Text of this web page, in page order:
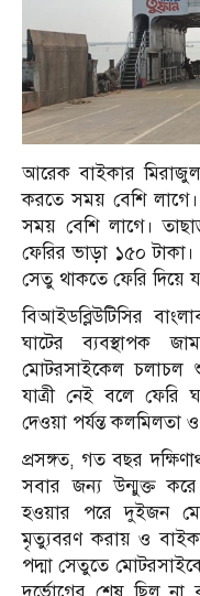
আরেক বাইকার
করতে সময় বেশি
সময় বেশি লাগে।
ফেরির ভাড়া ১৫০
সেতু থাকতে ফেরি দিয়ে
বিআইডব্লিউটিসির
ঘাটের ব্যবস্থাপক
মোটরসাইকেল চলাচল
যাত্রী নেই বলে ফেরি
দেওয়া পর্যন্ত কলমিলতা
প্রসঙ্গত, গত বছর
সবার জন্য উন্মুক্ত করে
হওয়ার পরে দুইজন
মৃত্যুবরণ করায় ও
পদ্মা সেতুতে